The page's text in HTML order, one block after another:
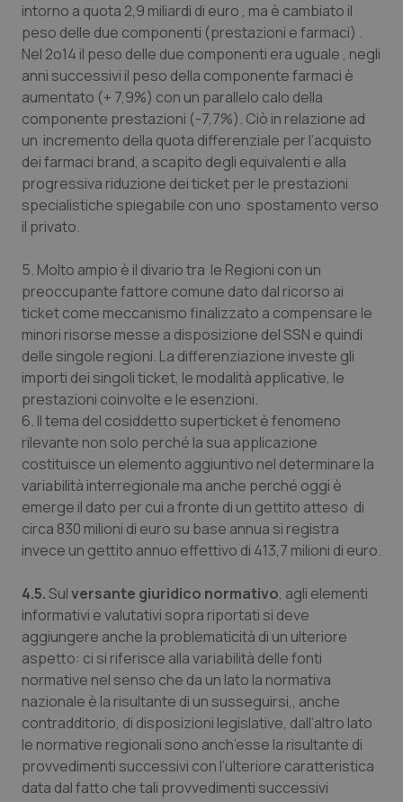
intorno a quota 2,9 miliardi di euro , ma è cambiato il
peso delle due componenti (prestazioni e farmaci) .
Nel 2o14 il peso delle due componenti era uguale , negli
anni successivi il peso della componente farmaci è
aumentato (+ 7,9%) con un parallelo calo della
componente prestazioni (-7,7%). Ciò in relazione ad
un incremento della quota differenziale per l’acquisto
dei farmaci brand, a scapito degli equivalenti e alla
progressiva riduzione dei ticket per le prestazioni
specialistiche spiegabile con uno spostamento verso
il privato.
5. Molto ampio è il divario tra le Regioni con un
preoccupante fattore comune dato dal ricorso ai
ticket come meccanismo finalizzato a compensare le
minori risorse messe a disposizione del SSN e quindi
delle singole regioni. La differenziazione investe gli
importi dei singoli ticket, le modalità applicative, le
prestazioni coinvolte e le esenzioni.
6. Il tema del cosiddetto superticket è fenomeno
rilevante non solo perché la sua applicazione
costituisce un elemento aggiuntivo nel determinare la
variabilità interregionale ma anche perché oggi è
emerge il dato per cui a fronte di un gettito atteso di
circa 830 milioni di euro su base annua si registra
invece un gettito annuo effettivo di 413,7 milioni di euro.
4.5.Sulversante giuridico normativo, agli elementi
informativi e valutativi sopra riportati si deve
aggiungere anche la problematicità di un ulteriore
aspetto: ci si riferisce alla variabilità delle fonti
normative nel senso che da un lato la normativa
nazionale è la risultante di un susseguirsi,, anche
contradditorio, di disposizioni legislative, dall’altro lato
le normative regionali sono anch’esse la risultante di
provvedimenti successivi con l’ulteriore caratteristica
data dal fatto che tali provvedimenti successivi